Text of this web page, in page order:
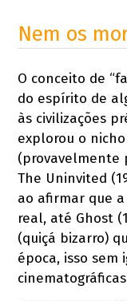
Nem os
O conceito de
do espírito de
às civilizações
explorou o
(provavelmente
The Uninvited
ao afirmar que
real, até Ghost
(quiçá bizarro)
época, isso sem